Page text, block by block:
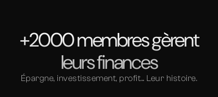
+2000 membres gèrent
leurs finances
Épargne, investissement, profit... Leur histoire.
pose les bonnes questions